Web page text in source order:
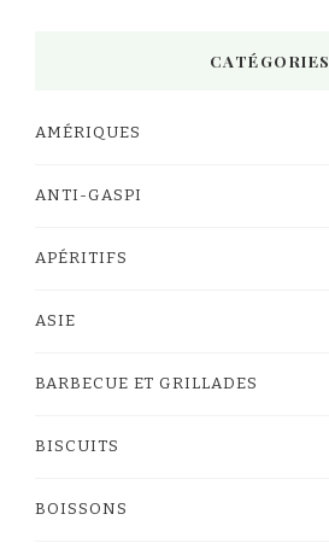
CATÉGORIES
AMÉRIQUES
ANTI-GASPI
APÉRITIFS
ASIE
BARBECUE ET GRILLADES
BISCUITS
BOISSONS